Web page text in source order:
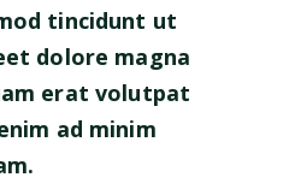
tincidunt ut
dolore magna
erat volutpat
ad minim